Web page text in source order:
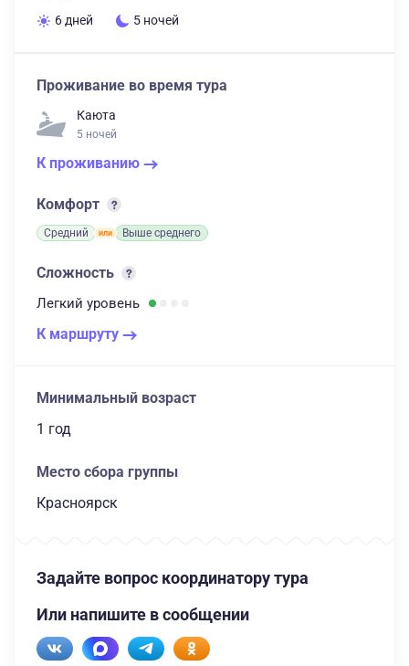
6 дней 5 ночей
Проживание во время тура
Каюта
5 ночей
К проживанию
Комфорт
Средний Выше среднего
Сложность
Легкий уровень
К маршруту
Минимальный возраст
1 год
Место сбора группы
Красноярск
Задайте вопрос координатору тура
Или напишите в сообщении